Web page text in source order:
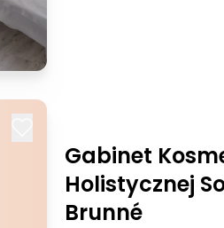
Gabinet
Holistycznej
Brunné